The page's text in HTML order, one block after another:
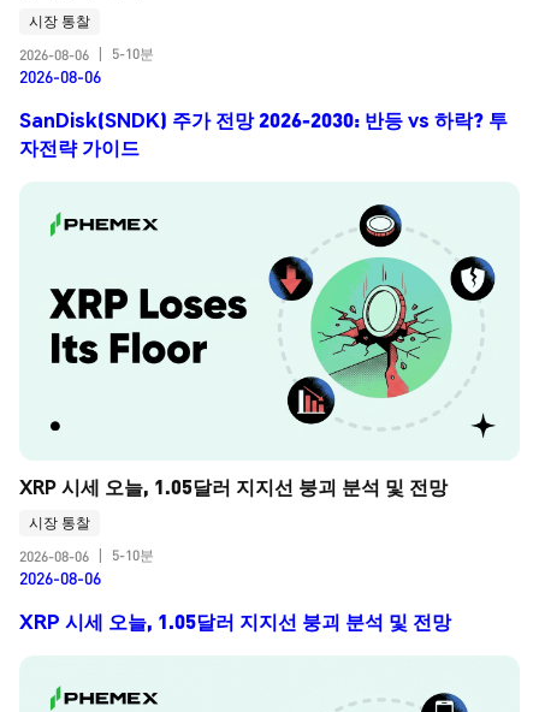
시장 통찰
2026-08-06
5-10분
2026-08-06
SanDisk(SNDK) 주가 전망 2026-2030: 반등 vs 하락? 투
자전략 가이드
XRP 시세 오늘, 1.05달러 지지선 붕괴 분석 및 전망
시장 통찰
2026-08-06
5-10분
2026-08-06
XRP 시세 오늘, 1.05달러 지지선 붕괴 분석 및 전망